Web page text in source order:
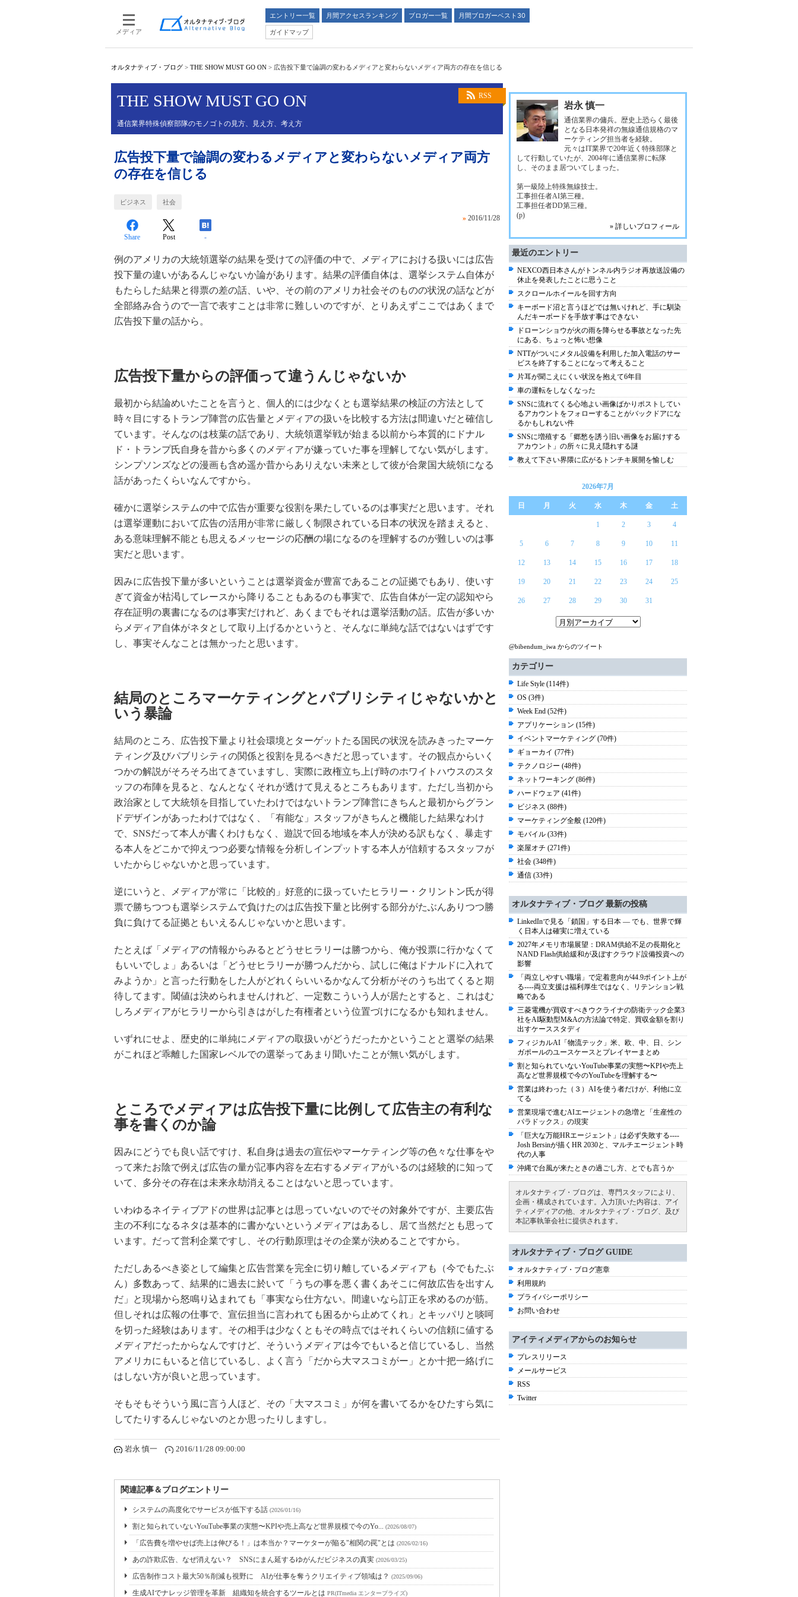
メディア
エントリー一覧 月間アクセスランキング ブロガー一覧
月間ブロガーベスト30
ガイドマップ
オルタナティブ・ブログ > THE SHOW MUST GO ON > 広告投下量で論調の変わるメディアと変わらないメディア両方の存在を信じる
RSS
THE SHOW MUST GO ON
通信業界特殊偵察部隊のモノゴトの見方、見え方、考え方
広告投下量で論調の変わるメディアと変わらないメディア両方
の存在を信じる
ビジネス 社会
» 2016/11/28
Share Post -
例のアメリカの大統領選挙の結果を受けての評価の中で、メディアにおける扱いには広告
投下量の違いがあるんじゃないか論があります。結果の評価自体は、選挙システム自体が
もたらした結果と得票の差の話、いや、その前のアメリカ社会そのものの状況の話などが
全部絡み合うので一言で表すことは非常に難しいのですが、とりあえずここではあくまで
広告投下量の話から。
広告投下量からの評価って違うんじゃないか
最初から結論めいたことを言うと、個人的には少なくとも選挙結果の検証の方法として
時々目にするトランプ陣営の広告量とメディアの扱いを比較する方法は間違いだと確信し
ています。そんなのは枝葉の話であり、大統領選挙戦が始まる以前から本質的にドナル
ド・トランプ氏自身を昔から多くのメディアが嫌っていた事を理解してない気がします。
シンプソンズなどの漫画も含め遥か昔からありえない未来として彼が合衆国大統領になる
話があったくらいなんですから。
確かに選挙システムの中で広告が重要な役割を果たしているのは事実だと思います。それ
は選挙運動において広告の活用が非常に厳しく制限されている日本の状況を踏まえると、
ある意味理解不能とも思えるメッセージの応酬の場になるのを理解するのが難しいのは事
実だと思います。
因みに広告投下量が多いということは選挙資金が豊富であることの証拠でもあり、使いす
ぎて資金が枯渇してレースから降りることもあるのも事実で、広告自体が一定の認知やら
存在証明の裏書になるのは事実だけれど、あくまでもそれは選挙活動の話。広告が多いか
らメディア自体がネタとして取り上げるかというと、そんなに単純な話ではないはずです
し、事実そんなことは無かったと思います。
結局のところマーケティングとパブリシティじゃないかと
いう暴論
結局のところ、広告投下量より社会環境とターゲットたる国民の状況を読みきったマーケ
ティング及びパブリシティの関係と役割を見るべきだと思っています。その観点からいく
つかの解説がそろそろ出てきていますし、実際に政権立ち上げ時のホワイトハウスのスタ
ッフの布陣を見ると、なんとなくそれが透けて見えるところもあります。ただし当初から
政治家として大統領を目指していたわけではないトランプ陣営にきちんと最初からグラン
ドデザインがあったわけではなく、「有能な」スタッフがきちんと機能した結果なわけ
で、SNSだって本人が書くわけもなく、遊説で回る地域を本人が決める訳もなく、暴走す
る本人をどこかで抑えつつ必要な情報を分析しインプットする本人が信頼するスタッフが
いたからじゃないかと思っています。
逆にいうと、メディアが常に「比較的」好意的に扱っていたヒラリー・クリントン氏が得
票で勝ちつつも選挙システムで負けたのは広告投下量と比例する部分がたぶんありつつ勝
負に負けてる証拠ともいえるんじゃないかと思います。
たとえば「メディアの情報からみるとどうせヒラリーは勝つから、俺が投票に行かなくて
もいいでしょ」あるいは「どうせヒラリーが勝つんだから、試しに俺はドナルドに入れて
みようか」と言った行動をした人がどれくらいいるかなんて分析がそのうち出てくると期
待してます。閾値は決められませんけれど、一定数こういう人が居たとすると、これはむ
しろメディアがヒラリーから引きはがした有権者という位置づけになるかも知れません。
いずれにせよ、歴史的に単純にメディアの取扱いがどうだったかということと選挙の結果
がこれほど乖離した国家レベルでの選挙ってあまり聞いたことが無い気がします。
ところでメディアは広告投下量に比例して広告主の有利な
事を書くのか論
因みにどうでも良い話ですけ、私自身は過去の宣伝やマーケティング等の色々な仕事をや
って来たお陰で例えば広告の量が記事内容を左右するメディアがいるのは経験的に知って
いて、多分その存在は未来永劫消えることはないと思っています。
いわゆるネイティブアドの世界は記事とは思っていないのでその対象外ですが、主要広告
主の不利になるネタは基本的に書かないというメディアはあるし、居て当然だとも思って
います。だって営利企業ですし、その行動原理はその企業が決めることですから。
ただしあるべき姿として編集と広告営業を完全に切り離しているメディアも（今でもたぶ
ん）多数あって、結果的に過去に於いて「うちの事を悪く書くあそこに何故広告を出すん
だ」と現場から怒鳴り込まれても「事実なら仕方ない。間違いなら訂正を求めるのが筋。
但しそれは広報の仕事で、宣伝担当に言われても困るから止めてくれ」とキッパリと啖呵
を切った経験はあります。その相手は少なくともその時点ではそれくらいの信頼に値する
メディアだったからなんですけど、そういうメディアは今でもいると信じているし、当然
アメリカにもいると信じているし、よく言う「だから大マスコミがー」とか十把一絡げに
はしない方が良いと思っています。
そもそもそういう風に言う人ほど、その「大マスコミ」が何を書いてるかをひたすら気に
してたりするんじゃないのとか思ったりしますし。
岩永 慎一 2016/11/28 09:00:00
関連記事＆ブログエントリー
システムの高度化でサービスが低下する話 (2026/01/16)
割と知られていないYouTube事業の実態〜KPIや売上高など世界規模で今のYo... (2026/08/07)
「広告費を増やせば売上は伸びる！」は本当か？マーケターが陥る"相関の罠"とは (2026/02/16)
あの詐欺広告、なぜ消えない？ SNSにまん延するゆがんだビジネスの真実 (2026/03/25)
広告制作コスト最大50％削減も視野に AIが仕事を奪うクリエイティブ領域は？ (2025/09/06)
生成AIでナレッジ管理を革新 組織知を統合するツールとは PR(ITmedia エンタープライズ)
岩永 慎一
通信業界の傭兵。歴史上恐らく最後
となる日本発祥の無線通信規格のマ
ーケティング担当者を経験。
元々はIT業界で20年近く特殊部隊と
して行動していたが、2004年に通信業界に転隊
し、そのまま居ついてしまった。
第一級陸上特殊無線技士。
工事担任者AI第三種。
工事担任者DD第三種。
(p)
» 詳しいプロフィール
最近のエントリー
NEXCO西日本さんがトンネル内ラジオ再放送設備の
休止を発表したことに思うこと
スクロールホイールを回す方向
キーボード沼と言うほどでは無いけれど、手に馴染
んだキーボードを手放す事はできない
ドローンショウが火の雨を降らせる事故となった先
にある、ちょっと怖い想像
NTTがついにメタル設備を利用した加入電話のサー
ビスを終了することになって考えること
片耳が聞こえにくい状況を抱えて6年目
車の運転をしなくなった
SNSに流れてくる心地よい画像ばかりポストしてい
るアカウントをフォローすることがバックドアにな
るかもしれない件
SNSに増殖する「郷愁を誘う旧い画像をお届けする
アカウント」の所々に見え隠れする謎
教えて下さい界隈に広がるトンチキ展開を愉しむ
2026年7月
日 月 火 水 木 金 土
1 2 3 4
5 6 7 8 9 10 11
12 13 14 15 16 17 18
19 20 21 22 23 24 25
26 27 28 29 30 31
@bibendum_iwa からのツイート
カテゴリー
Life Style (114件)
OS (3件)
Week End (52件)
アプリケーション (15件)
イベントマーケティング (70件)
ギョーカイ (77件)
テクノロジー (48件)
ネットワーキング (86件)
ハードウェア (41件)
ビジネス (88件)
マーケティング全般 (120件)
モバイル (33件)
楽屋オチ (271件)
社会 (348件)
通信 (33件)
オルタナティブ・ブログ 最新の投稿
LinkedInで見る「鎖国」する日本 ― でも、世界で輝
く日本人は確実に増えている
2027年メモリ市場展望：DRAM供給不足の長期化と
NAND Flash供給緩和が及ぼすクラウド設備投資への
影響
「両立しやすい職場」で定着意向が44.9ポイント上が
る----両立支援は福利厚生ではなく、リテンション戦
略である
三菱電機が買収すべきウクライナの防衛テック企業3
社をAI駆動型M&Aの方法論で特定、買収金額を割り
出すケーススタディ
フィジカルAI「物流テック」米、欧、中、日、シン
ガポールのユースケースとプレイヤーまとめ
割と知られていないYouTube事業の実態〜KPIや売上
高など世界規模で今のYouTubeを理解する〜
営業は終わった（３）AIを使う者だけが、利他に立
てる
営業現場で進むAIエージェントの急増と「生産性の
パラドックス」の現実
「巨大な万能HRエージェント」は必ず失敗する----
Josh Bersinが描くHR 2030と、マルチエージェント時
代の人事
沖縄で台風が来たときの過ごし方、とでも言うか
オルタナティブ・ブログは、専門スタッフにより、
企画・構成されています。入力頂いた内容は、アイ
ティメディアの他、オルタナティブ・ブログ、及び
本記事執筆会社に提供されます。
オルタナティブ・ブログ GUIDE
オルタナティブ・ブログ憲章
利用規約
プライバシーポリシー
お問い合わせ
アイティメディアからのお知らせ
プレスリリース
メールサービス
RSS
Twitter